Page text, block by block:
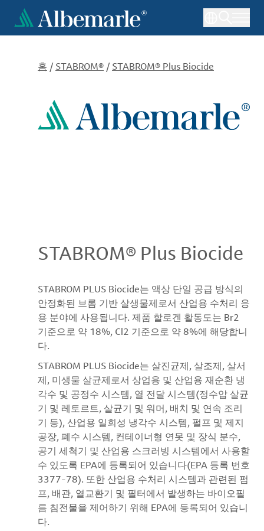
콘
홈 / STABROM® / STABROM® Plus Biocide
STABROM® Plus Biocide
STABROM PLUS Biocide는 액상 단일 공급 방식의
안정화된 브롬 기반 살생물제로서 산업용 수처리 응
용 분야에 사용됩니다. 제품 할로겐 활동도는 Br2
기준으로 약 18%, Cl2 기준으로 약 8%에 해당합니
다.
STABROM PLUS Biocide는 살진균제, 살조제, 살서
제, 미생물 살균제로서 상업용 및 산업용 재순환 냉
각수 및 공정수 시스템, 열 전달 시스템(정수압 살균
기 및 레토르트, 살균기 및 워머, 배치 및 연속 조리
기 등), 산업용 일회성 냉각수 시스템, 펄프 및 제지
공장, 폐수 시스템, 컨테이너형 연못 및 장식 분수,
공기 세척기 및 산업용 스크러빙 시스템에서 사용할
수 있도록 EPA에 등록되어 있습니다(EPA 등록 번호
3377-78). 또한 산업용 수처리 시스템과 관련된 펌
프, 배관, 열교환기 및 필터에서 발생하는 바이오필
름 침전물을 제어하기 위해 EPA에 등록되어 있습니
다.